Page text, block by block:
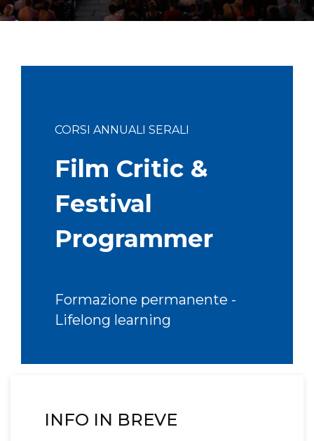
CORSI ANNUALI SERALI
Film Critic &
Festival
Programmer
Formazione permanente -
Lifelong learning
INFO IN BREVE